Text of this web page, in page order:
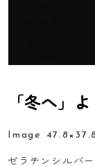
「冬へ」よ
Image
ゼラチンシルバ